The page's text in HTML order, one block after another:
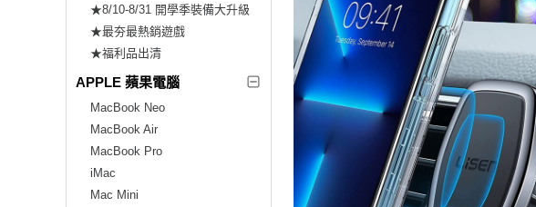
★8/10-8/31 開學季裝備大升級
★最夯最熱銷遊戲
★福利品出清
APPLE 蘋果電腦
MacBook Neo
MacBook Air
MacBook Pro
iMac
Mac Mini